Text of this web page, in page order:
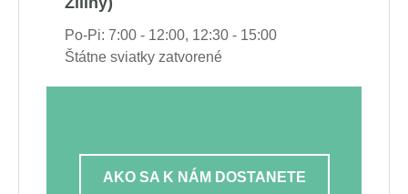
Po-Pi: 7:00 - 12:00, 12:30 - 15:00
Štátne sviatky zatvorené
AKO SA K NÁM DOSTANETE